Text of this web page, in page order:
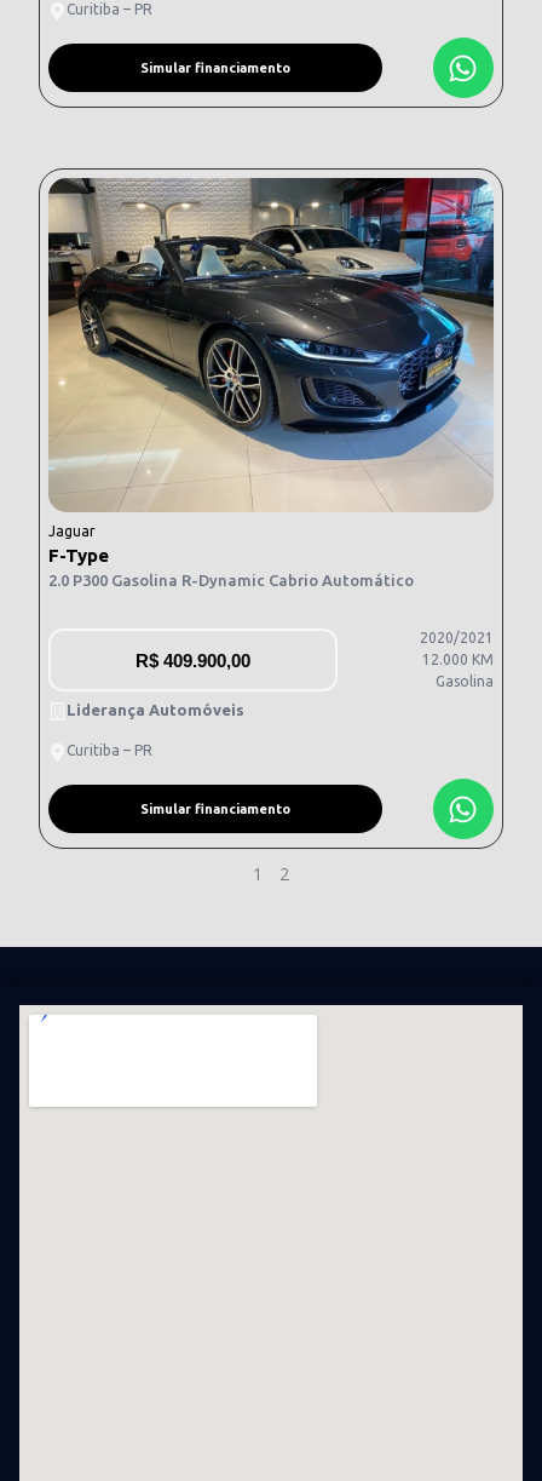
Curitiba – PR
Simular financiamento
Jaguar
F-Type
2.0 P300 Gasolina R-Dynamic Cabrio Automático
R$ 409.900,00
2020/2021
12.000 KM
Gasolina
Liderança Automóveis
Curitiba – PR
Simular financiamento
1 2